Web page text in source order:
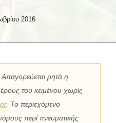
2016
Απαγορεύεται ρητά η
του κειμένου χωρίς
. Το περιεχόμενο
περί πνευματικής